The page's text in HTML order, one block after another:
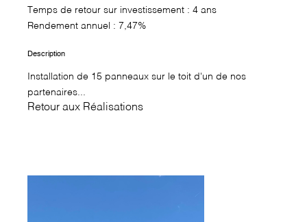
Temps de retour sur investissement : 4 ans
Rendement annuel : 7,47%
Description
Installation de 15 panneaux sur le toit d'un de nos
partenaires...
Retour aux Réalisations